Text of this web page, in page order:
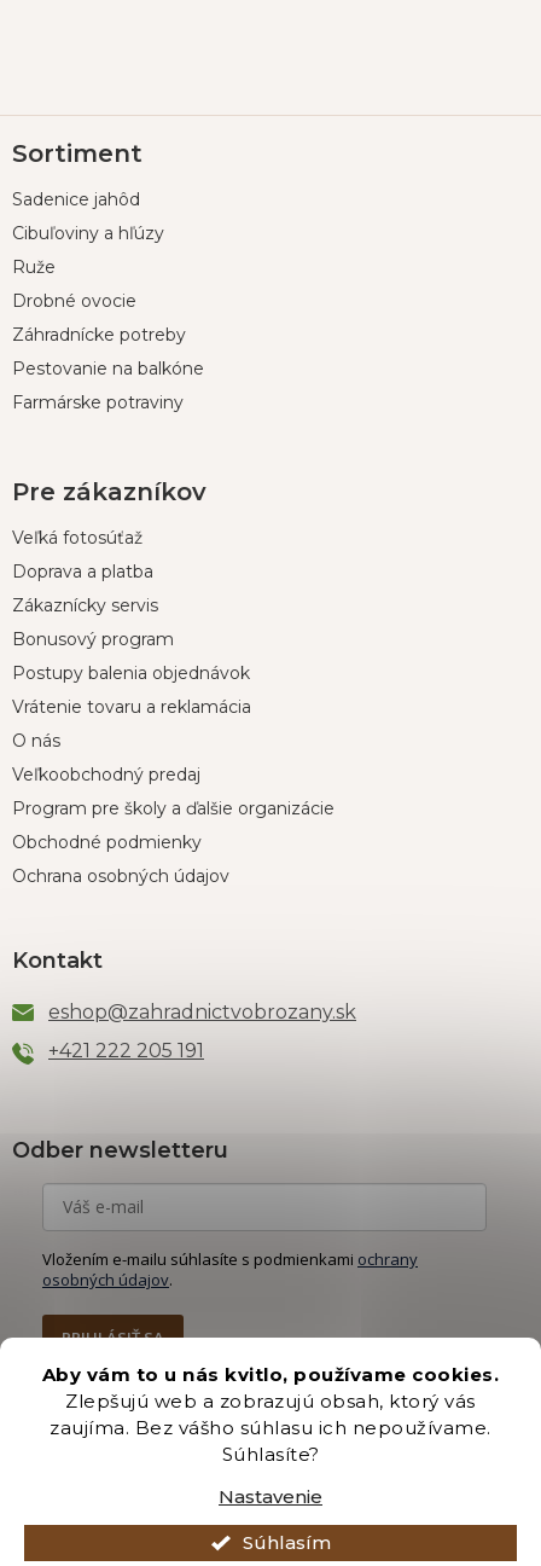
Aby vám to u nás kvitlo, používame cookies.
Zlepšujú web a zobrazujú obsah, ktorý vás
zaujíma. Bez vášho súhlasu ich nepoužívame.
Súhlasíte?
Nastavenie
Súhlasím
á
ä
Sortiment
Sadenice jahôd
Cibuľoviny a hľúzy
Ruže
Drobné ovocie
Záhradnícke potreby
Pestovanie na balkóne
Farmárske potraviny
Pre zákazníkov
Veľká fotosúťaž
Doprava a platba
Zákaznícky servis
Bonusový program
Postupy balenia objednávok
Vrátenie tovaru a reklamácia
O nás
Veľkoobchodný predaj
Program pre školy a ďalšie organizácie
Obchodné podmienky
Ochrana osobných údajov
Kontakt
eshop@zahradnictvobrozany.sk
+421 222 205 191
Odber newsletteru
Vložením e-mailu súhlasíte s podmienkami ochrany
osobných údajov.
PRIHLÁSIŤ SA
Vytvoril Shoptet Premium
Záhradníctvo Brozany
Upraviť nastavenie cookies